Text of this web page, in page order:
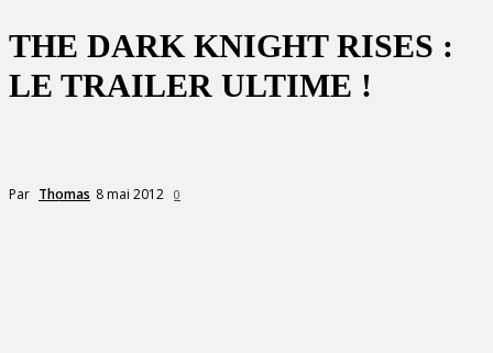
THE DARK KNIGHT RISES :
LE TRAILER ULTIME !
Par Thomas 8 mai 2012 0